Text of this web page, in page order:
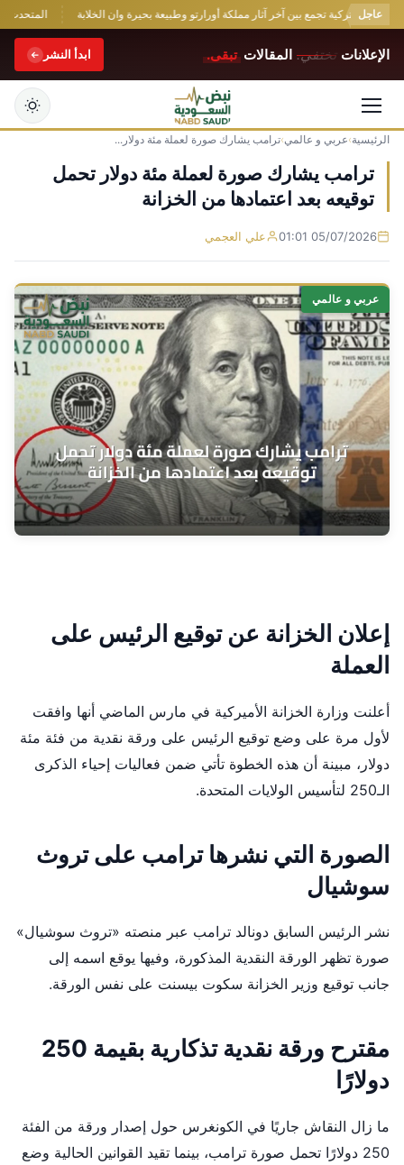
عاجل
التركية تجمع بين آخر آثار مملكة أورارتو وطبيعة بحيرة وان الخلابة المتحدث
الإعلانات تختفي. المقالات تبقى. ابدأ النشر
التجاوز
إلى
المحتوى
الرئيسية›عربي و عالمي›ترامب يشارك صورة لعملة مئة دولار...
ترامب يشارك صورة لعملة مئة دولار تحمل
توقيعه بعد اعتمادها من الخزانة
05/07/2026 01:01 علي العجمي
عربي و عالمي
إعلان الخزانة عن توقيع الرئيس على
العملة
أعلنت وزارة الخزانة الأميركية في مارس الماضي أنها وافقت
لأول مرة على وضع توقيع الرئيس على ورقة نقدية من فئة مئة
دولار، مبينة أن هذه الخطوة تأتي ضمن فعاليات إحياء الذكرى
الـ250 لتأسيس الولايات المتحدة.
الصورة التي نشرها ترامب على تروث
سوشيال
نشر الرئيس السابق دونالد ترامب عبر منصته «تروث سوشيال»
صورة تظهر الورقة النقدية المذكورة، وفيها يوقع اسمه إلى
جانب توقيع وزير الخزانة سكوت بيسنت على نفس الورقة.
مقترح ورقة نقدية تذكارية بقيمة 250
دولارًا
ما زال النقاش جاريًا في الكونغرس حول إصدار ورقة من الفئة
250 دولارًا تحمل صورة ترامب، بينما تقيد القوانين الحالية وضع